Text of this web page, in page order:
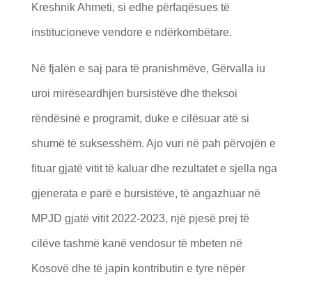
Kreshnik Ahmeti, si edhe përfaqësues të
institucioneve vendore e ndërkombëtare.
Në fjalën e saj para të pranishmëve, Gërvalla iu
uroi mirëseardhjen bursistëve dhe theksoi
rëndësinë e programit, duke e cilësuar atë si
shumë të suksesshëm. Ajo vuri në pah përvojën e
fituar gjatë vitit të kaluar dhe rezultatet e sjella nga
gjenerata e parë e bursistëve, të angazhuar në
MPJD gjatë vitit 2022-2023, një pjesë prej të
cilëve tashmë kanë vendosur të mbeten në
Kosovë dhe të japin kontributin e tyre nëpër